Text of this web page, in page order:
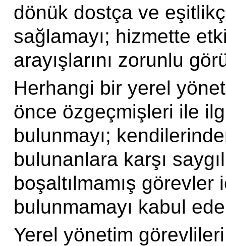
dönük dostça ve
sağlamayı; hizmette
arayışlarını zorunlu
Herhangi bir yerel
önce özgeçmişleri ile
bulunmayı;
bulunanlara karşı
boşaltılmamış görevler
bulunmamayı kabul
Yerel yönetim